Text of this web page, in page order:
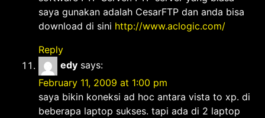
saya gunakan adalah CesarFTP dan anda bisa
download di sini http://www.aclogic.com/
Reply
edy says:
February 11, 2009 at 1:00 pm
saya bikin koneksi ad hoc antara vista to xp. di
beberapa laptop sukses. tapi ada di 2 laptop